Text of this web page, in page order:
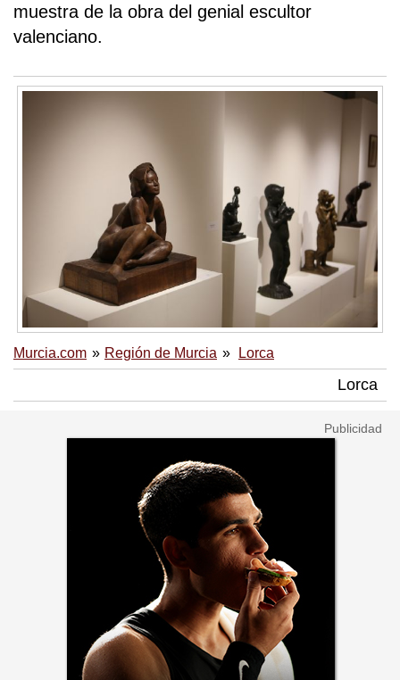
muestra de la obra del genial escultor
valenciano.
Murcia.com Región de Murcia Lorca
Lorca